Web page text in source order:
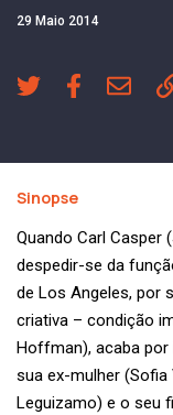
29 Maio 2014
Sinopse
Quando Carl Casper
despedir-se da
de Los Angeles, por
criativa – condição
Hoffman), acaba
sua ex-mulher
Leguizamo) e o seu